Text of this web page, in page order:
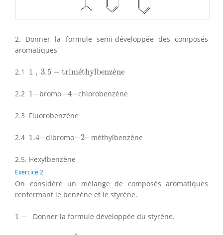
2. Donner la formule semi-développée des composés
aromatiques
2.1 1 , 3.5 − triméthylbenzène
1 3.5− triméthylbenzène
2.2 1−
1 bromo−4−
4 chlorobenzène
2.3 Fluorobenzène
2.4 1.4−
1.4 dibromo−2−
2− méthylbenzène
2.5. Hexylbenzène
Exercice 2
On considère un mélange de composés aromatiques
renfermant le benzène et le styrène.
1 −
1 Donner la formule développée du styrène.